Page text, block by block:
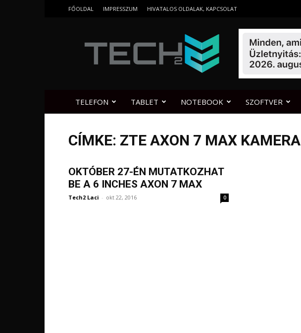
FŐOLDAL IMPRESSZUM HIVATALOS OLDALAK, KAPCSOLAT
TELEFON TABLET NOTEBOOK SZOFTVER
CÍMKE: ZTE AXON 7 MAX KAMERA
OKTÓBER 27-ÉN MUTATKOZHAT
BE A 6 INCHES AXON 7 MAX
Tech2 Laci - okt 22, 2016 0